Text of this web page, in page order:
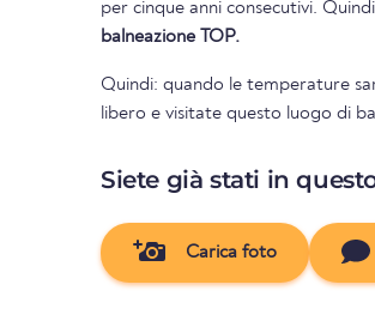
per cinque anni consecutivi.
balneazione TOP.
Quindi: quando le temperature
libero e visitate questo luogo di
Siete già stati in
Carica foto